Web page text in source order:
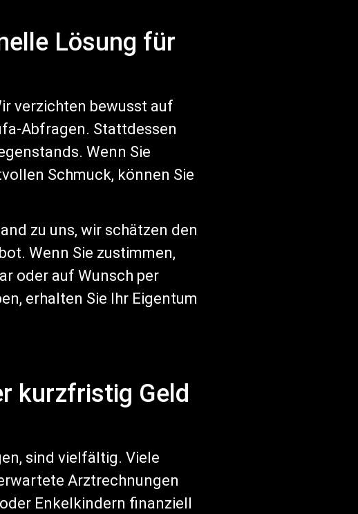
Lösung für
verzichten bewusst auf
Abfragen. Stattdessen
Wenn Sie
Schmuck, können Sie
zu uns, wir schätzen den
Wenn Sie zustimmen,
oder auf Wunsch per
erhalten Sie Ihr Eigentum
kurzfristig Geld
sind vielfältig. Viele
Arztrechnungen
Enkelkindern finanziell